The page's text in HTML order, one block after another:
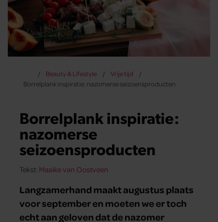
Beauty & Lifestyle
Vrije tijd
Borrelplank inspiratie: nazomerse seizoensproducten
Borrelplank inspiratie:
nazomerse
seizoensproducten
Tekst: Maaike van Oostveen
Langzamerhand maakt augustus plaats
voor september en moeten we er toch
echt aan geloven dat de nazomer